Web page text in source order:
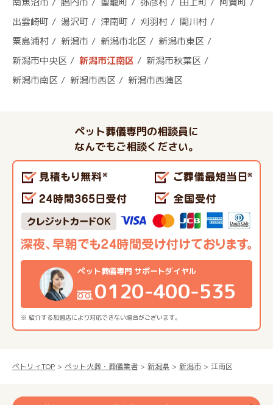
出雲崎町
湯沢町 津南町 刈羽村
関川村
粟島浦村
新潟市 新潟市北区
新潟市東区
新潟市中央区
新潟市江南区
新潟市秋葉区
新潟市南区
新潟市西区 新潟市西蒲区
ペット葬儀専門の相談員に
なんでもご相談ください。
※ 紹介する加盟店により対応できない場合がございます。
ペット葬儀専門 サポートダイヤル
0120-400-535
ペトリィTOP ペット火葬・葬儀業者 新潟県 新潟市 江南区